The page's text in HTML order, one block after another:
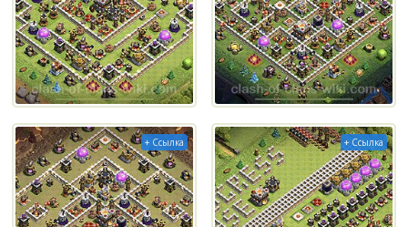
+ Ссылка + Ссылка